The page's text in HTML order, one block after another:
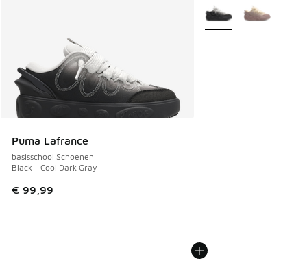
Puma Lafrance
basisschool Schoenen
Black - Cool Dark Gray
€ 99,99
Meer kleuren